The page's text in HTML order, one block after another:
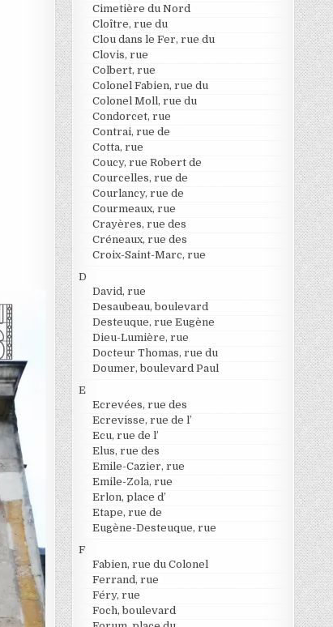
Cimetière du Nord
Cloître, rue du
Clou dans le Fer, rue du
Clovis, rue
Colbert, rue
Colonel Fabien, rue du
Colonel Moll, rue du
Condorcet, rue
Contrai, rue de
Cotta, rue
Coucy, rue Robert de
Courcelles, rue de
Courlancy, rue de
Courmeaux, rue
Crayères, rue des
Créneaux, rue des
Croix-Saint-Marc, rue
D
David, rue
Desaubeau, boulevard
Desteuque, rue Eugène
Dieu-Lumière, rue
Docteur Thomas, rue du
Doumer, boulevard Paul
E
Ecrevées, rue des
Ecrevisse, rue de l’
Ecu, rue de l’
Elus, rue des
Emile-Cazier, rue
Emile-Zola, rue
Erlon, place d’
Etape, rue de
Eugène-Desteuque, rue
F
Fabien, rue du Colonel
Ferrand, rue
Féry, rue
Foch, boulevard